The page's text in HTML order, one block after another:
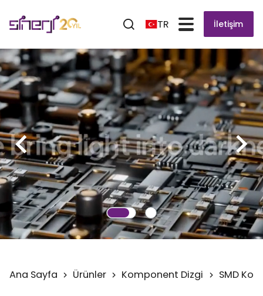
TR İletişim
Ana Sayfa Ürünler Komponent Dizgi SMD